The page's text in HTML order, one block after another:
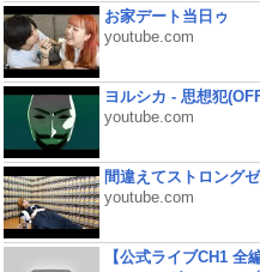
お家デート当日ゥ
youtube.com
ヨルシカ - 思想犯
youtube.com
間違えてストロング
youtube.com
【公式ライブCH1 全